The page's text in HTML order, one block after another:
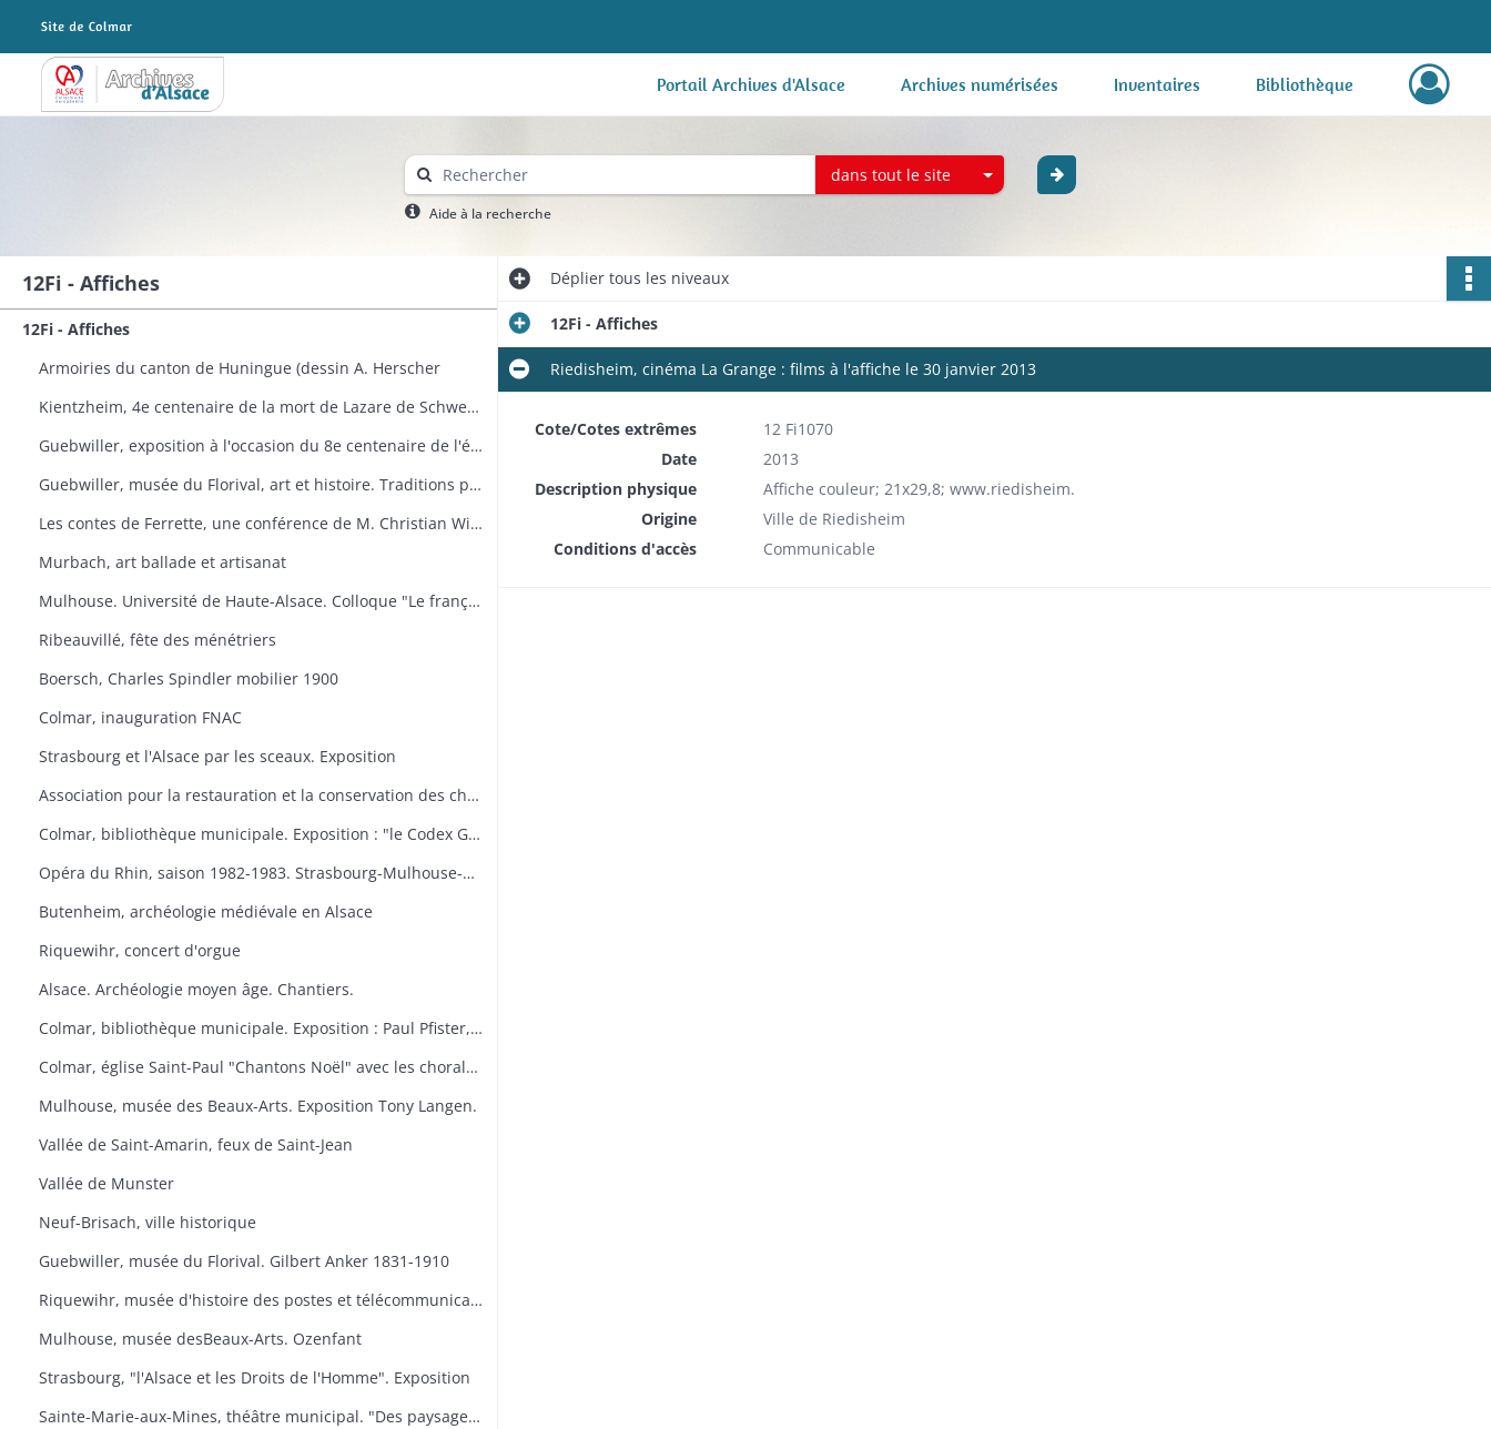
Archives Alsace - Colmar Portail Archives d'Alsace Archives numérisées Inventaires Bibliothèque
dans tout le site
Aide à la recherche
12Fi - Affiches
12Fi - Affiches
Armoiries du canton de Huningue (dessin A. Herscher
Kientzheim, 4e centenaire de la mort de Lazare de Schwendi
Guebwiller, exposition à l'occasion du 8e centenaire de l'église Saint-Léger
Guebwiller, musée du Florival, art et histoire. Traditions populaires céramiques de Théodore Deck
Les contes de Ferrette, une conférence de M. Christian Wilsdorf.
Murbach, art ballade et artisanat
Mulhouse. Université de Haute-Alsace. Colloque "Le français en Alsace
Ribeauvillé, fête des ménétriers
Boersch, Charles Spindler mobilier 1900
Colmar, inauguration FNAC
Strasbourg et l'Alsace par les sceaux. Exposition
Association pour la restauration et la conservation des châteaux du canton de Wintzenheim. "Portes ouvertes au Plixbourg
Colmar, bibliothèque municipale. Exposition : "le Codex Guta Sintram et le monde des couvents de Marbach et de Schwartzenthann
Opéra du Rhin, saison 1982-1983. Strasbourg-Mulhouse-Colmar
Butenheim, archéologie médiévale en Alsace
Riquewihr, concert d'orgue
Alsace. Archéologie moyen âge. Chantiers.
Colmar, bibliothèque municipale. Exposition : Paul Pfister, ex-libris e travaux littéraires.
Colmar, église Saint-Paul "Chantons Noël" avec les chorales "A Cœur Joie" de Colmar, la cantilene, la chanterie de l'école nationale de musique et les chorales scolaires d'Ingersheim.
Mulhouse, musée des Beaux-Arts. Exposition Tony Langen.
Vallée de Saint-Amarin, feux de Saint-Jean
Vallée de Munster
Neuf-Brisach, ville historique
Guebwiller, musée du Florival. Gilbert Anker 1831-1910
Riquewihr, musée d'histoire des postes et télécommunications, dernières acquisitions
Mulhouse, musée desBeaux-Arts. Ozenfant
Strasbourg, "l'Alsace et les Droits de l'Homme". Exposition
Sainte-Marie-aux-Mines, théâtre municipal. "Des paysages, des hommes, des traditions
Dépliertous les niveaux
12Fi - Affiches
Riedisheim, cinéma La Grange : films à l'affiche le 30 janvier 2013
Cote/Cotes extrêmes
12 Fi1070
Date
2013
Description physique
Affiche couleur; 21x29,8; www.riedisheim.
Origine
Ville de Riedisheim
Conditions d'accès
Communicable